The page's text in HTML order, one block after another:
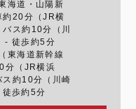
海道・山陽新
約20分（JR横
ス約10分（川
- 徒歩約5分
東海道新幹線
分（JR横浜
約10分（川崎
歩約5分